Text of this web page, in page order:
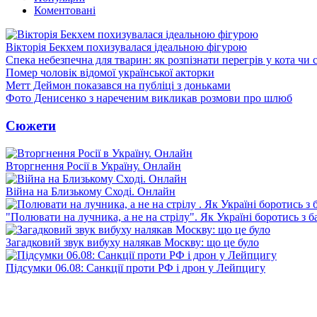
Коментовані
Вікторія Бекхем похизувалася ідеальною фігурою
Спека небезпечна для тварин: як розпізнати перегрів у кота чи
Помер чоловік відомої української акторки
Метт Деймон показався на публіці з доньками
Фото Денисенко з нареченим викликав розмови про шлюб
Сюжети
Вторгнення Росії в Україну. Онлайн
Війна на Близькому Сході. Онлайн
"Полювати на лучника, а не на стрілу". Як Україні боротись з
Загадковий звук вибуху налякав Москву: що це було
Підсумки 06.08: Санкції проти РФ і дрон у Лейпцигу